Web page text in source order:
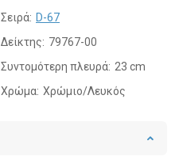
Σειρά: D-67
Δείκτης: 79767-00
Συντομότερη πλευρά: 23 cm
Χρώμα: Χρώμιο/Λευκός